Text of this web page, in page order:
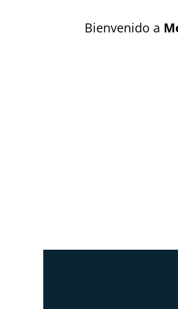
Bienvenido a